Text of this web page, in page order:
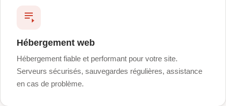
Hébergement web
Hébergement fiable et performant pour votre site.
Serveurs sécurisés, sauvegardes régulières, assistance
en cas de problème.